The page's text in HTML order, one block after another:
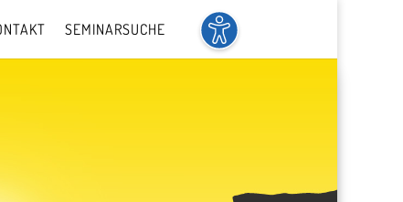
SEMINARSUCHE